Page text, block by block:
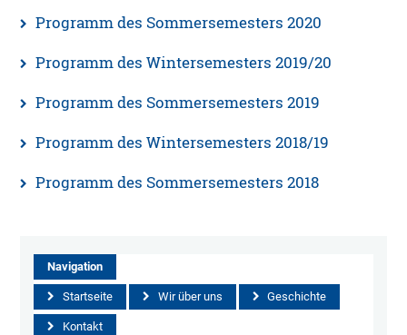
Programm des Sommersemesters 2020
Programm des Wintersemesters 2019/20
Programm des Sommersemesters 2019
Programm des Wintersemesters 2018/19
Programm des Sommersemesters 2018
Navigation
Startseite Wir über uns Geschichte
Kontakt